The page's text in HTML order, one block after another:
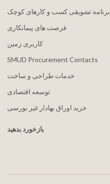
برنامه تشویقی کسب و کارهای کوچک
فرصت های پیمانکاری
کاربری زمین
SMUD Procurement Contacts
خدمات طراحی و ساخت
توسعه اقتصادی
خرید اوراق بهادار غیر بورسی
بازخورد بدهید